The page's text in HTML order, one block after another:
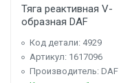
Тяга реактивная V-
образная DAF
Код детали: 4929
Артикул: 1617096
Производитель: DAF